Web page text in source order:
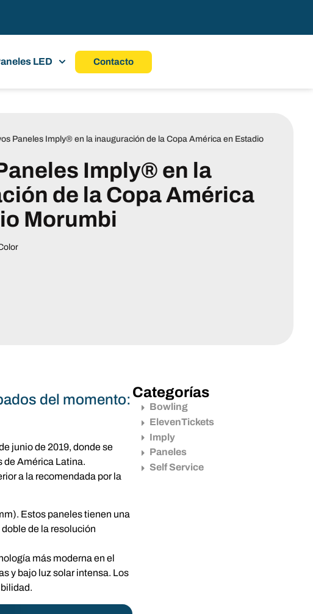
LED Contacto
Paneles Imply® en la inauguración de la Copa América en Estadio
Imply® en la
de la Copa América
Morumbi
del momento:
junio de 2019, donde se
de América Latina.
a la recomendada por la
Estos paneles tienen una
de la resolución
más moderna en el
y bajo luz solar intensa. Los
Categorías
Bowling
ElevenTickets
Imply
Paneles
Self Service